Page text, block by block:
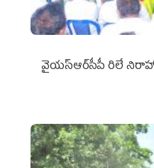
వైయ‌స్ఆర్‌సీపీ రిలే